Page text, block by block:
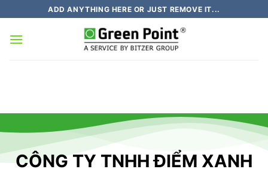
đến
nội
ADD ANYTHING HERE OR JUST REMOVE IT...
CÔNG TY TNHH ĐIỂM XANH